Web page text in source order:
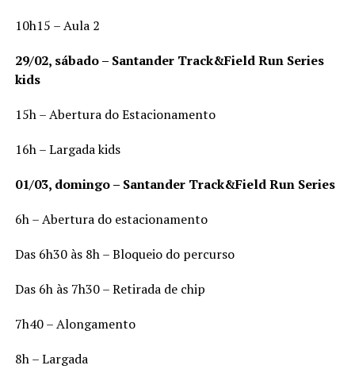
10h15 – Aula 2
29/02, sábado – Santander Track&Field Run Series
kids
15h – Abertura do Estacionamento
16h – Largada kids
01/03, domingo – Santander Track&Field Run Series
6h – Abertura do estacionamento
Das 6h30 às 8h – Bloqueio do percurso
Das 6h às 7h30 – Retirada de chip
7h40 – Alongamento
8h – Largada